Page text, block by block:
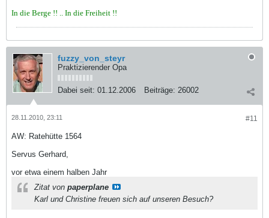
In die Berge !! .. In die Freiheit !!
fuzzy_von_steyr
Praktizierender Opa
Dabei seit: 01.12.2006 Beiträge: 26002
#11
28.11.2010, 23:11
AW: Ratehütte 1564
Servus Gerhard,
vor etwa einem halben Jahr
Zitat von paperplane
Karl und Christine freuen sich auf unseren Besuch?